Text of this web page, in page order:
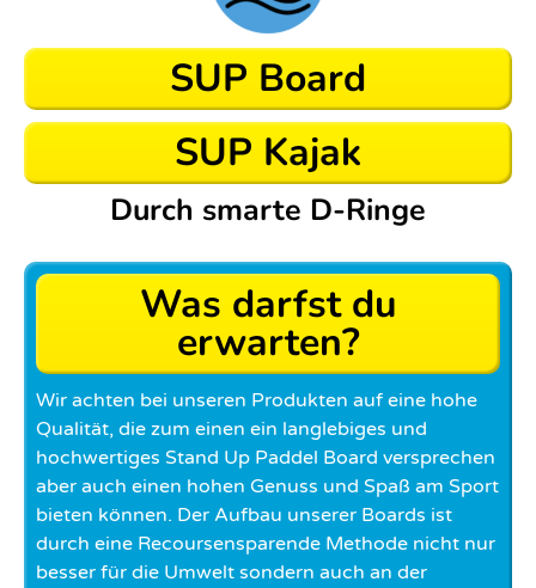
SUP Board
SUP Kajak
Durch smarte D-Ringe
Was darfst du
erwarten?
Wir achten bei unseren Produkten auf eine hohe
Qualität, die zum einen ein langlebiges und
hochwertiges Stand Up Paddel Board versprechen
aber auch einen hohen Genuss und Spaß am Sport
bieten können. Der Aufbau unserer Boards ist
durch eine Recoursensparende Methode nicht nur
besser für die Umwelt sondern auch an der